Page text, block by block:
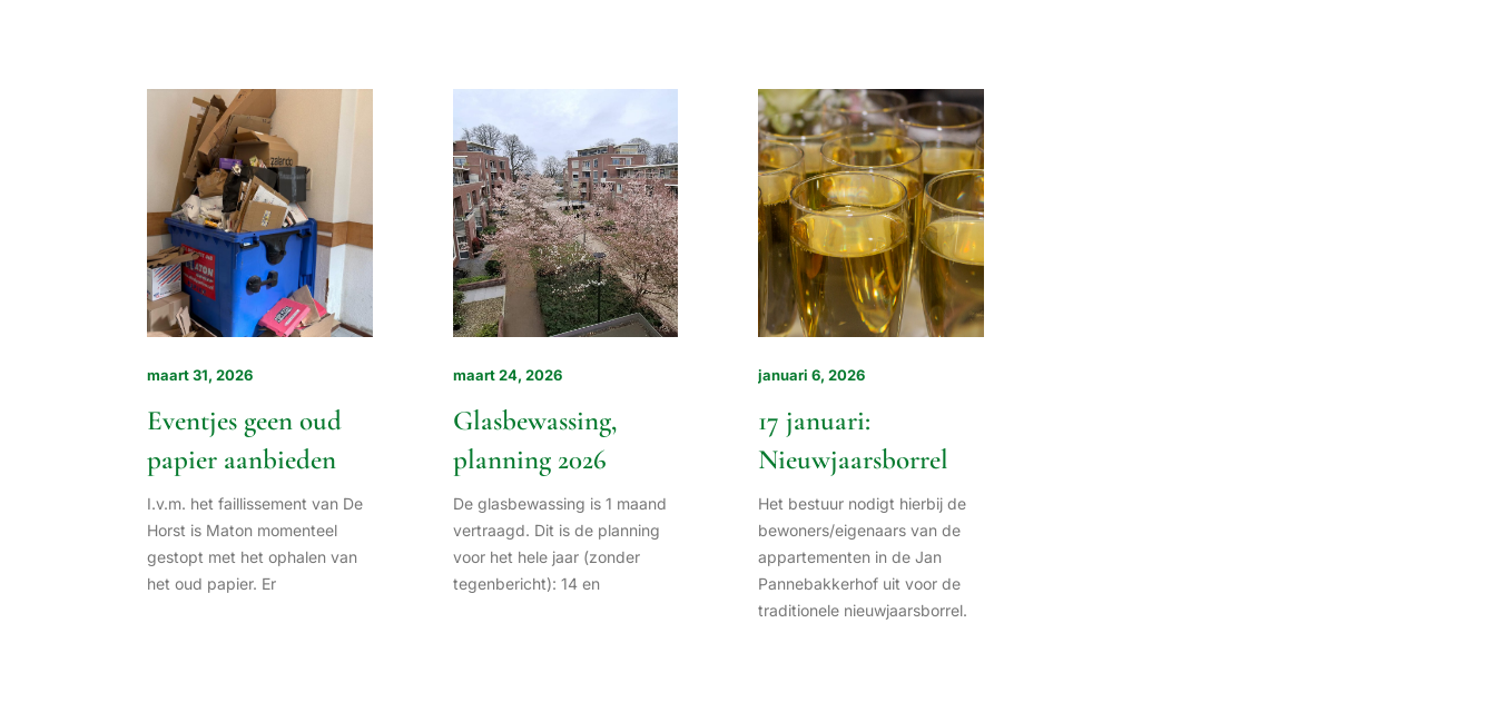
maart 31, 2026
Eventjes geen oud
papier aanbieden
I.v.m. het faillissement van De
Horst is Maton momenteel
gestopt met het ophalen van
het oud papier. Er
maart 24, 2026
Glasbewassing,
planning 2026
De glasbewassing is 1 maand
vertraagd. Dit is de planning
voor het hele jaar (zonder
tegenbericht): 14 en
januari 6, 2026
17 januari:
Nieuwjaarsborrel
Het bestuur nodigt hierbij de
bewoners/eigenaars van de
appartementen in de Jan
Pannebakkerhof uit voor de
traditionele nieuwjaarsborrel.